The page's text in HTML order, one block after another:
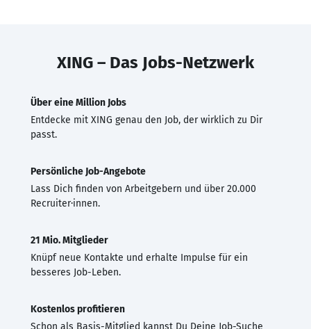
XING – Das Jobs-Netzwerk
Über eine Million Jobs
Entdecke mit XING genau den Job, der wirklich zu Dir
passt.
Persönliche Job-Angebote
Lass Dich finden von Arbeitgebern und über 20.000
Recruiter·innen.
21 Mio. Mitglieder
Knüpf neue Kontakte und erhalte Impulse für ein
besseres Job-Leben.
Kostenlos profitieren
Schon als Basis-Mitglied kannst Du Deine Job-Suche